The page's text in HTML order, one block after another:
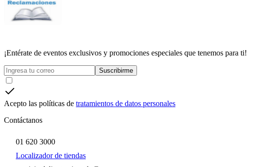
¡Entérate de eventos exclusivos y promociones especiales que tenemos para ti!
Suscribirme
Acepto las políticas de tratamientos de datos personales
Contáctanos
01 620 3000
Localizador de tiendas